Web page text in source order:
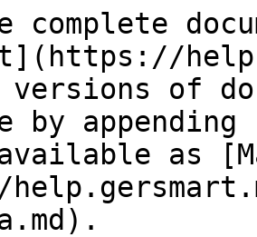
complete
versions of
by
as